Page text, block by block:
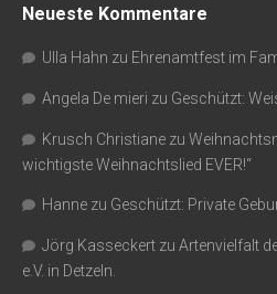
Neueste Kommentare
Ulla Hahn zu Ehrenamtfest im
Angela De mieri zu Geschützt:
Krusch Christiane zu
wichtigste Weihnachtslied EVER!“
Hanne zu Geschützt: Private
Jörg Kasseckert zu Artenvielfalt
e.V. in Detzeln.